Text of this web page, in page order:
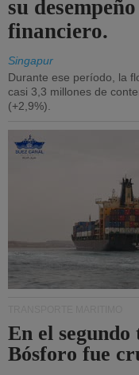
su desempeño
financiero.
Singapur
Durante ese período, la
casi 3,3 millones de
(+2,9%).
En el
Bósforo fue